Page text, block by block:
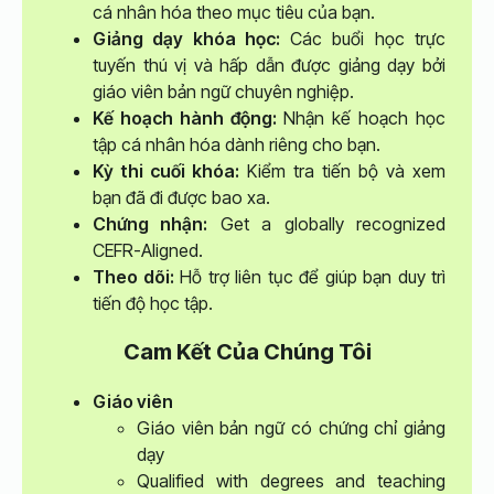
cá nhân hóa theo mục tiêu của bạn.
Giảng dạy khóa học: Các buổi học trực
tuyến thú vị và hấp dẫn được giảng dạy bởi
giáo viên bản ngữ chuyên nghiệp.
Kế hoạch hành động: Nhận kế hoạch học
tập cá nhân hóa dành riêng cho bạn.
Kỳ thi cuối khóa: Kiểm tra tiến bộ và xem
bạn đã đi được bao xa.
Chứng nhận: Get a globally recognized
CEFR-Aligned.
Theo dõi: Hỗ trợ liên tục để giúp bạn duy trì
tiến độ học tập.
Cam Kết Của Chúng Tôi
Giáo viên
Giáo viên bản ngữ có chứng chỉ giảng
dạy
Qualified with degrees and teaching